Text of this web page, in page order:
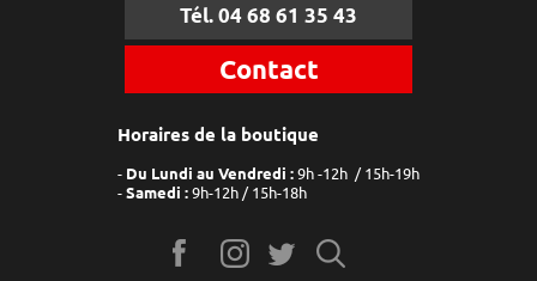
Tél. 04 68 61 35 43
Contact
Horaires de la boutique
Du Lundi au Vendredi : 9h -12h / 15h-19h
Samedi : 9h-12h / 15h-18h